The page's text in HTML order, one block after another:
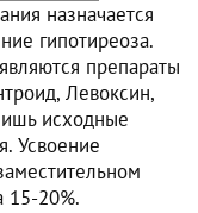
назначается
гипотиреоза.
препараты
Левоксин,
исходные
Усвоение
15-20%.